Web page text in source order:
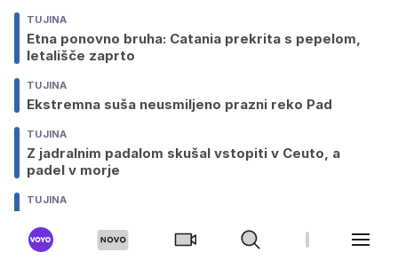
TUJINA
Etna ponovno bruha: Catania prekrita s pepelom,
letališče zaprto
TUJINA
Ekstremna suša neusmiljeno prazni reko Pad
TUJINA
Z jadralnim padalom skušal vstopiti v Ceuto, a
padel v morje
TUJINA
smrtonosni mulj